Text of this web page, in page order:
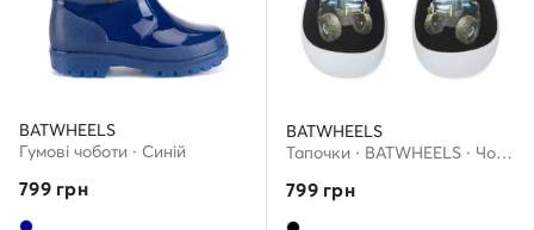
BATWHEELS
Гумові чоботи · Cиній
799грн
BATWHEELS
Тапочки · BATWHEELS · Чорний
799грн